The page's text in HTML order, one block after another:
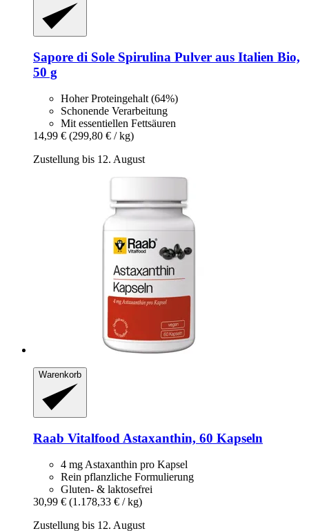
Sapore di Sole Spirulina Pulver aus Italien Bio,
50 g
Hoher Proteingehalt (64%)
Schonende Verarbeitung
Mit essentiellen Fettsäuren
14,99 € (299,80 € / kg)
Zustellung bis 12. August
Warenkorb
Raab Vitalfood Astaxanthin, 60 Kapseln
4 mg Astaxanthin pro Kapsel
Rein pflanzliche Formulierung
Gluten- & laktosefrei
30,99 € (1.178,33 € / kg)
Zustellung bis 12. August